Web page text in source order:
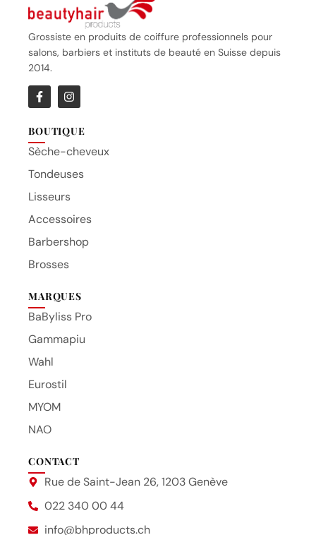
Grossiste en produits de coiffure professionnels pour
salons, barbiers et instituts de beauté en Suisse depuis
2014.
BOUTIQUE
Sèche-cheveux
Tondeuses
Lisseurs
Accessoires
Barbershop
Brosses
MARQUES
BaByliss Pro
Gammapiu
Wahl
Eurostil
MYOM
NAO
CONTACT
Rue de Saint-Jean 26, 1203 Genève
022 340 00 44
info@bhproducts.ch